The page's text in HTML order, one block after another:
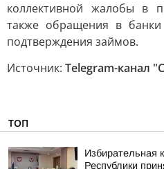
коллективной жалобы в
также обращения в
подтверждения займов.
Источник: Telegram-канал
ТОП
Избирательная
Республики